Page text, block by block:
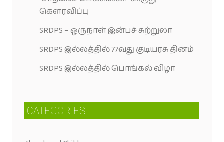
கெளரவிப்பு
SRDPS – ஒருநாள் இன்பச் சுற்றுலா
SRDPS இல்லத்தில் 77வது குடியரசு தினம்
SRDPS இல்லத்தில் பொங்கல் விழா
CATEGORIES